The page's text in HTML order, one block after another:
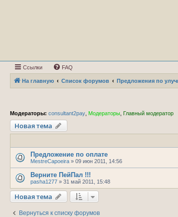
Ссылки FAQ
На главную Список форумов Предложения по
Модераторы: consultant2pay Модераторы Главный модератор
Новая тема
Предложение по оплате
MestreCapoeira » 09 июн 2011, 14:56
Верните ПейПал !!!
pasha1277 » 31 май 2011, 15:48
Новая тема
Вернуться к списку форумов